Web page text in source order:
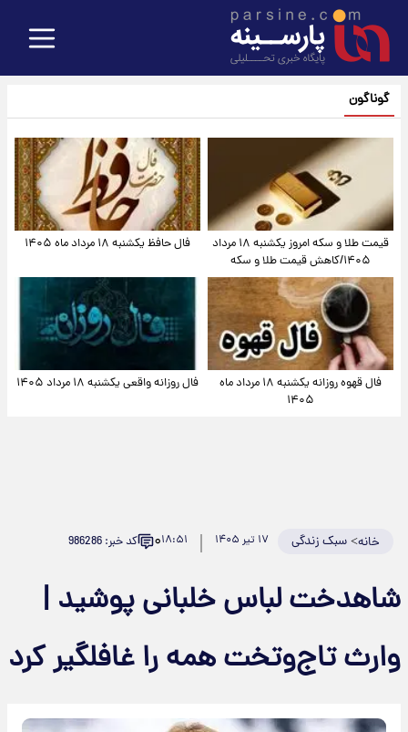
گوناگون
قیمت طلا و سکه امروز یکشنبه ۱۸ مرداد
۱۴۰۵/کاهش قیمت طلا و سکه
فال حافظ یکشنبه ۱۸ مرداد ماه ۱۴۰۵
فال قهوه روزانه یکشنبه ۱۸ مرداد ماه
۱۴۰۵
فال روزانه واقعی یکشنبه ۱۸ مرداد ۱۴۰۵
خانه>سبک زندگی ۱۷ تیر ۱۴۰۵ ۱۸:۵۱۰ کد خبر: 986286
شاهدخت لباس خلبانی پوشید |
وارث تاج‌وتخت همه را غافلگیر کرد